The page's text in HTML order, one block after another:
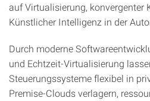
auf Virtualisierung, konvergenter
Künstlicher Intelligenz in der
Durch moderne
und Echtzeit-Virtualisierung
Steuerungssysteme flexibel in
Premise-Clouds verlagern,